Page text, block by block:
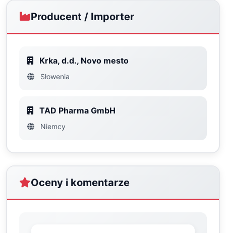
Producent / Importer
Krka, d.d., Novo mesto
Słowenia
TAD Pharma GmbH
Niemcy
Oceny i komentarze